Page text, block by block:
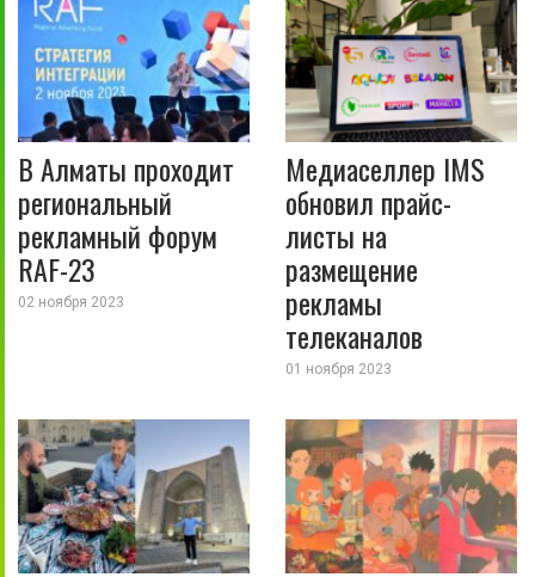
В Алматы проходит
региональный
рекламный форум
RAF-23
02 ноября 2023
Медиаселлер IMS
обновил прайс-
листы на
размещение
рекламы
телеканалов
01 ноября 2023